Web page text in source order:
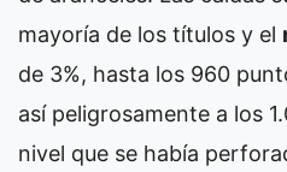
mayoría de los títulos y el
de 3%, hasta los 960
así peligrosamente a los
nivel que se había